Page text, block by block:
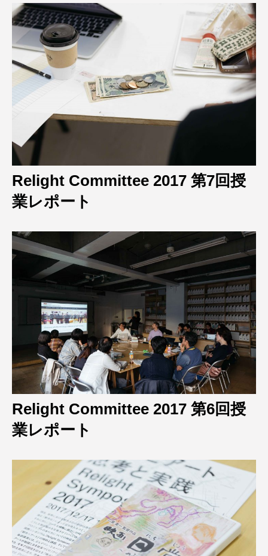
Relight Committee 2017 第7回授
業レポート
Relight Committee 2017 第6回授
業レポート